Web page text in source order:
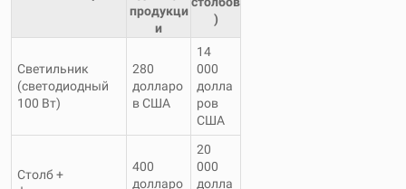
продукци
и
)
Светильник
(светодиодный
100 Вт)
280
долларо
в США
14
000
долла
ров
США
Столб +
400
долларо
20
000
долла